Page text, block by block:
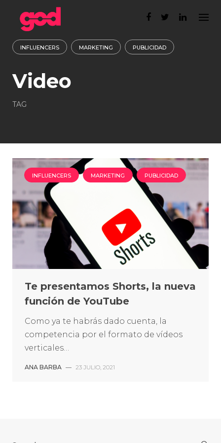
content
INFLUENCERS MARKETING PUBLICIDAD
Video
TAG
INFLUENCERS MARKETING PUBLICIDAD
Te presentamos Shorts, la nueva
función de YouTube
Como ya te habrás dado cuenta, la
competencia por el formato de vídeos
verticales…
ANA BARBA — 23 JULIO, 2021